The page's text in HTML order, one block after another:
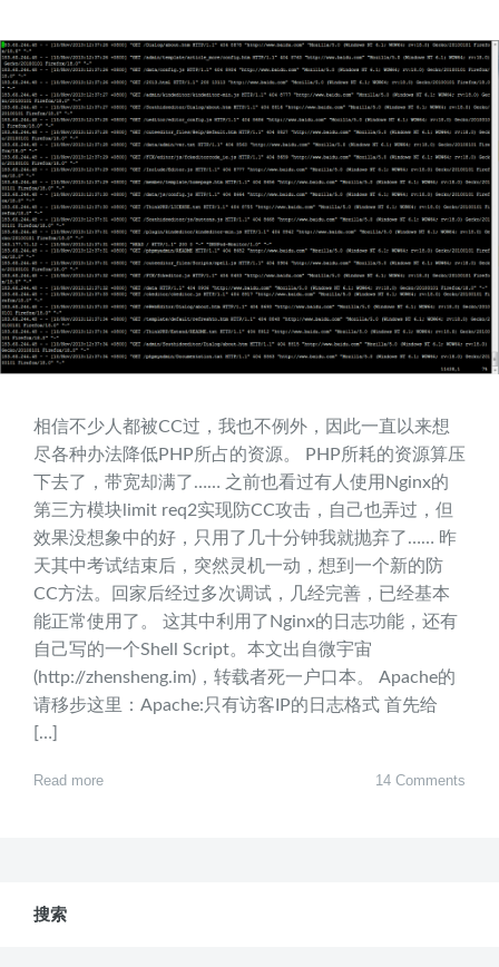
相信不少人都被CC过，我也不例外，因此一直以来想
尽各种办法降低PHP所占的资源。 PHP所耗的资源算压
下去了，带宽却满了…… 之前也看过有人使用Nginx的
第三方模块limit req2实现防CC攻击，自己也弄过，但
效果没想象中的好，只用了几十分钟我就抛弃了…… 昨
天其中考试结束后，突然灵机一动，想到一个新的防
CC方法。回家后经过多次调试，几经完善，已经基本
能正常使用了。 这其中利用了Nginx的日志功能，还有
自己写的一个Shell Script。本文出自微宇宙
(http://zhensheng.im)，转载者死一户口本。 Apache的
请移步这里：Apache:只有访客IP的日志格式 首先给
[…]
Read more 14 Comments
搜索